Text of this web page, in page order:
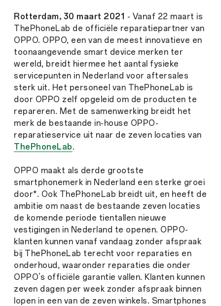
Rotterdam, 30 maart 2021 - Vanaf 22 maart is
ThePhoneLab de officiële reparatiepartner van
OPPO. OPPO, een van de meest innovatieve en
toonaangevende smart device merken ter
wereld, breidt hiermee het aantal fysieke
servicepunten in Nederland voor aftersales
sterk uit. Het personeel van ThePhoneLab is
door OPPO zelf opgeleid om de producten te
repareren. Met de samenwerking breidt het
merk de bestaande in-house OPPO-
reparatieservice uit naar de zeven locaties van
ThePhoneLab.
OPPO maakt als derde grootste
smartphonemerk in Nederland een sterke groei
door*. Ook ThePhoneLab breidt uit, en heeft de
ambitie om naast de bestaande zeven locaties
de komende periode tientallen nieuwe
vestigingen in Nederland te openen. OPPO-
klanten kunnen vanaf vandaag zonder afspraak
bij ThePhoneLab terecht voor reparaties en
onderhoud, waaronder reparaties die onder
OPPO’s officiële garantie vallen. Klanten kunnen
zeven dagen per week zonder afspraak binnen
lopen in een van de zeven winkels. Smartphones